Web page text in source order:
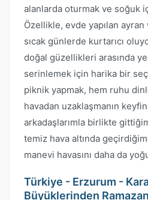
alanlarda oturmak ve soğuk
Özellikle, evde yapılan
sıcak günlerde kurtarıcı
doğal güzellikleri arasında
serinlemek için harika bir
piknik yapmak, hem ruhu
havadan uzaklaşmanın
arkadaşlarımla birlikte
temiz hava altında
manevi havasını daha da
Türkiye - Erzurum -
Büyüklerinden